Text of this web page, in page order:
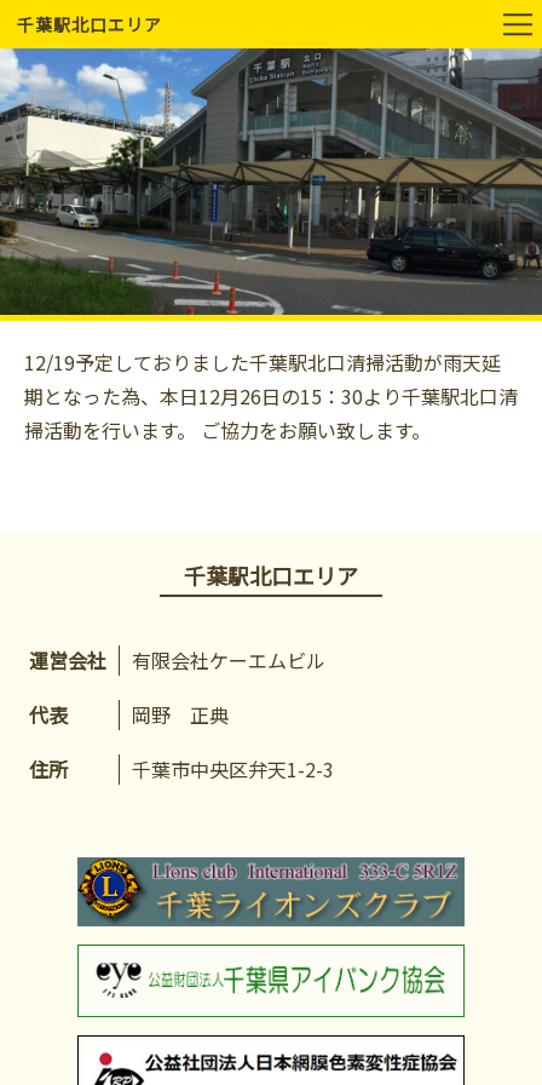
千葉駅北口エリア
12/19予定しておりました千葉駅北口清掃活動が雨天延
期となった為、本日12月26日の15：30より千葉駅北口清
掃活動を行います。 ご協力をお願い致します。
千葉駅北口エリア
運営会社
有限会社ケーエムビル
代表
岡野 正典
住所
千葉市中央区弁天1-2-3